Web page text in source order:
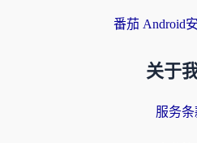
番茄 Android
关于
服务